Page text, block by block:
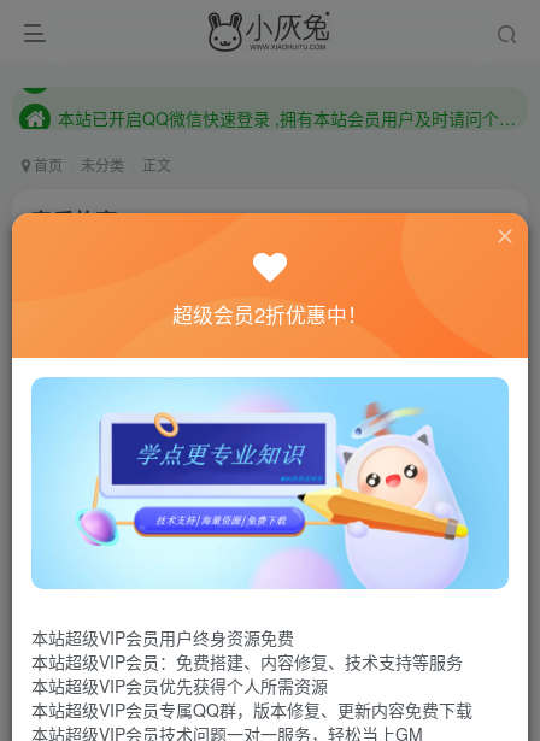
本站已开启QQ微信快速登录 ,拥有本站会员用户及时请问个人中心绑定！
首页 未分类 正文
音乐故事/A Musical Story
联网教程： 内附教程
单机教程： 内附教程
不懂的话联系客服！！！
本站的资源转载自国内外各大媒体和网络，仅供试玩体
验。如果您喜欢该游戏内容，请支持正版 →→→正版购买
游戏介绍
《音乐故事》是一款以70年代为背景的节奏游戏。年轻
状。快来探索盖布里尔的记忆吧。
游戏视频
超级会员2折优惠中！
本站超级VIP会员用户终身资源免费
本站超级VIP会员：免费搭建、内容修复、技术支持等服务
本站超级VIP会员优先获得个人所需资源
本站超级VIP会员专属QQ群，版本修复、更新内容免费下载
本站超级VIP会员技术问题一对一服务，轻松当上GM